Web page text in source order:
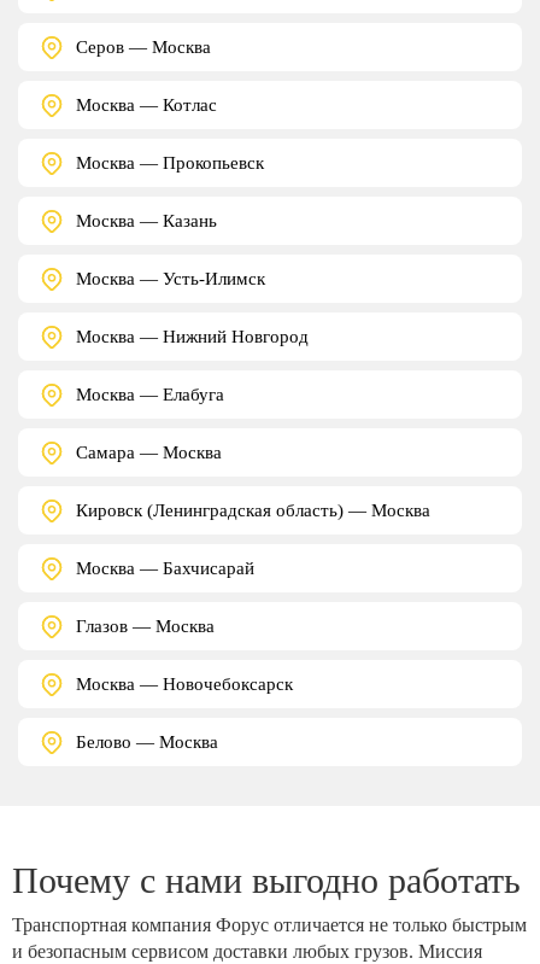
Серов — Москва
Москва — Котлас
Москва — Прокопьевск
Москва — Казань
Москва — Усть-Илимск
Москва — Нижний Новгород
Москва — Елабуга
Самара — Москва
Кировск (Ленинградская область) — Москва
Москва — Бахчисарай
Глазов — Москва
Москва — Новочебоксарск
Белово — Москва
Почему с нами выгодно работать
Транспортная компания Форус отличается не только быстрым
и безопасным сервисом доставки любых грузов. Миссия